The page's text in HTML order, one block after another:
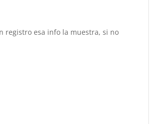
registro esa info la muestra, si no